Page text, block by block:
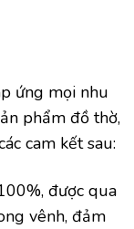
ứng mọi nhu
phẩm đồ thờ,
cam kết sau:
được qua
vênh, đảm